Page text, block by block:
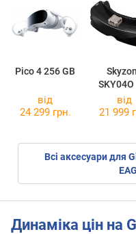
Pico 4 256 GB
SKY04O
від
24 299 грн.
від
21 999
Всі аксесуари для
Динаміка цін на